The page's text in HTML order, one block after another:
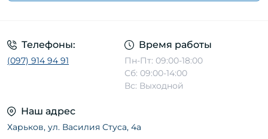
Телефоны:
(097) 914 94 91
Время работы
Пн-Пт: 09:00-18:00
Сб: 09:00-14:00
Вс: Выходной
Наш адрес
Харьков, ул. Василия Стуса, 4а